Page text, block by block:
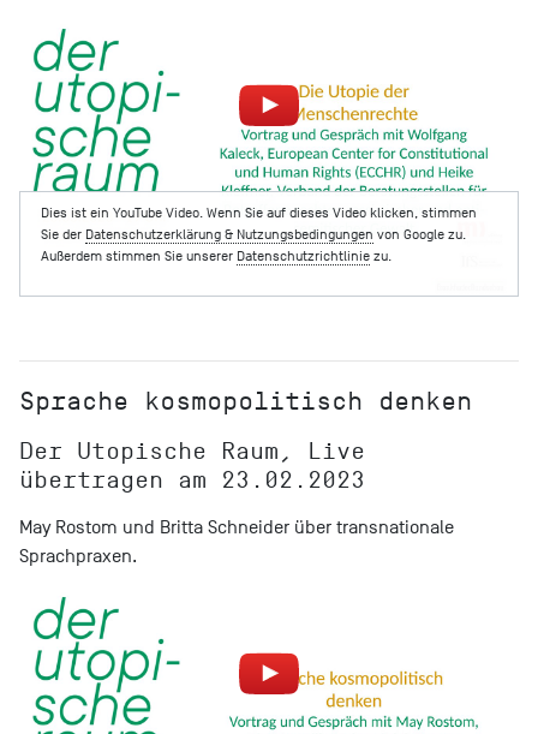
Dies ist ein YouTube Video. Wenn Sie auf dieses Video klicken, stimmen
Sie der Datenschutzerklärung & Nutzungsbedingungen von Google zu.
Außerdem stimmen Sie unserer Datenschutzrichtliniezu.
Sprache kosmopolitisch denken
Der Utopische Raum, Live
übertragen am 23.02.2023
May Rostom und Britta Schneider über transnationale
Sprachpraxen.